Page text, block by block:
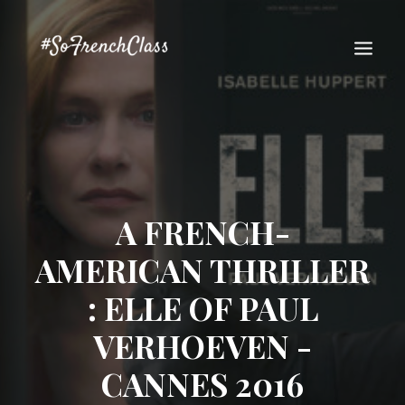
Recherche
A FRENCH-
AMERICAN THRILLER
: ELLE OF PAUL
VERHOEVEN -
CANNES 2016